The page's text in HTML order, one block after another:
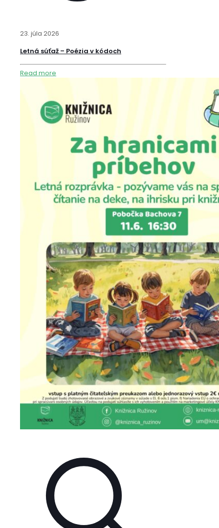
23. júla 2026
Letná súťaž – Poézia v kódoch
Read more